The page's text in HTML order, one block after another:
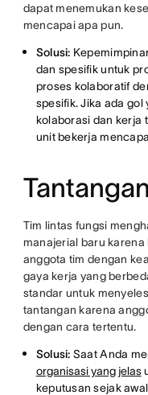
dapat menemukan
mencapai apa pun.
Solusi:
dan spesifik untuk
proses kolaboratif
spesifik. Jika ada gol
kolaborasi dan kerja
unit bekerja
Tim lintas fungsi
manajerial baru
anggota tim dengan
gaya kerja yang
standar untuk
tantangan karena
dengan cara tertentu.
Solusi: Saat Anda
organisasi yang jelas
keputusan sejak